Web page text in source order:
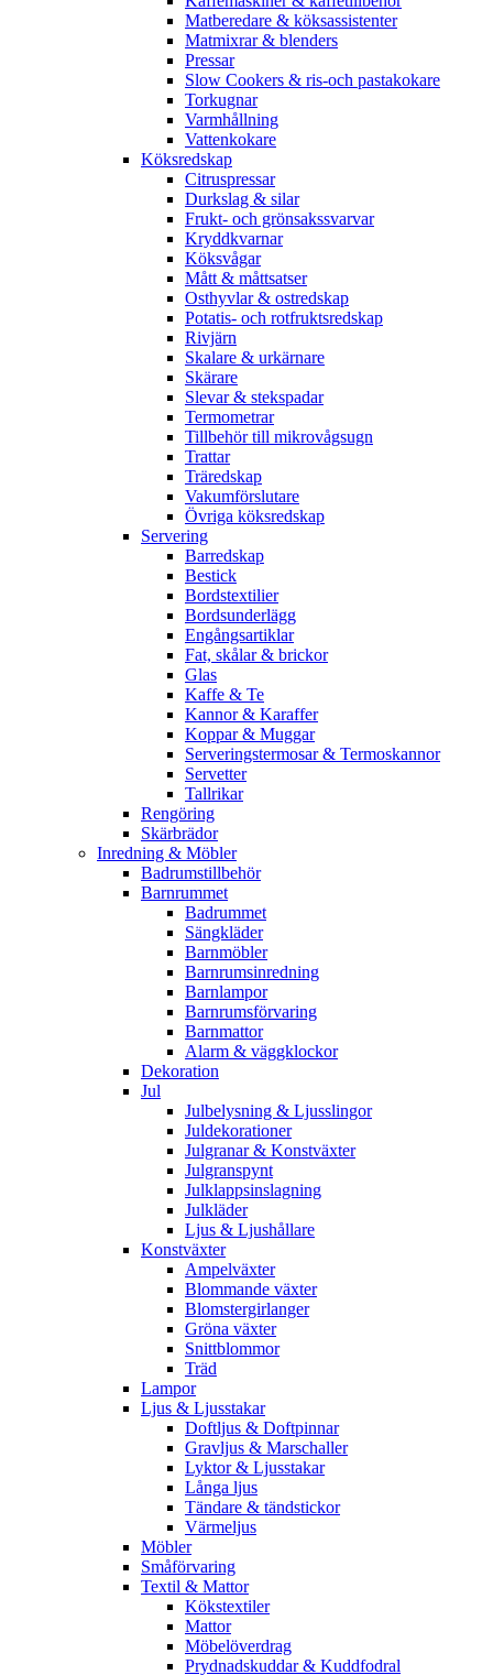
Matberedare & köksassistenter
Matmixrar & blenders
Pressar
Slow Cookers & ris-och pastakokare
Torkugnar
Varmhållning
Vattenkokare
Köksredskap
Citruspressar
Durkslag & silar
Frukt- och grönsakssvarvar
Kryddkvarnar
Köksvågar
Mått & måttsatser
Osthyvlar & ostredskap
Potatis- och rotfruktsredskap
Rivjärn
Skalare & urkärnare
Skärare
Slevar & stekspadar
Termometrar
Tillbehör till mikrovågsugn
Trattar
Träredskap
Vakumförslutare
Övriga köksredskap
Servering
Barredskap
Bestick
Bordstextilier
Bordsunderlägg
Engångsartiklar
Fat, skålar & brickor
Glas
Kaffe & Te
Kannor & Karaffer
Koppar & Muggar
Serveringstermosar & Termoskannor
Servetter
Tallrikar
Rengöring
Skärbrädor
Inredning & Möbler
Badrumstillbehör
Barnrummet
Badrummet
Sängkläder
Barnmöbler
Barnrumsinredning
Barnlampor
Barnrumsförvaring
Barnmattor
Alarm & väggklockor
Dekoration
Jul
Julbelysning & Ljusslingor
Juldekorationer
Julgranar & Konstväxter
Julgranspynt
Julklappsinslagning
Julkläder
Ljus & Ljushållare
Konstväxter
Ampelväxter
Blommande växter
Blomstergirlanger
Gröna växter
Snittblommor
Träd
Lampor
Ljus & Ljusstakar
Doftljus & Doftpinnar
Gravljus & Marschaller
Lyktor & Ljusstakar
Långa ljus
Tändare & tändstickor
Värmeljus
Möbler
Småförvaring
Textil & Mattor
Kökstextiler
Mattor
Möbelöverdrag
Prydnadskuddar & Kuddfodral